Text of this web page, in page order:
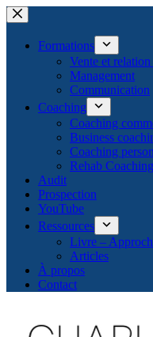
Passer
au
contenuFormations
Vente et
Management
Communication
Coaching
Coaching
Business
Coaching
Rehab Coaching
Audit
Prospection
YouTube
Ressources
Livre –
Articles
À propos
Contact